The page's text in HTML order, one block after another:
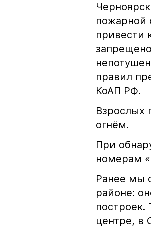
пожарной
привести
правил
КоАП РФ.
Взрослых
огнём.
При
номерам
Ранее мы
районе:
построек.
центре, в